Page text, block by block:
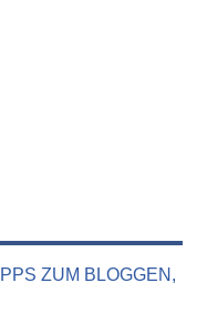
ZUM BLOGGEN,